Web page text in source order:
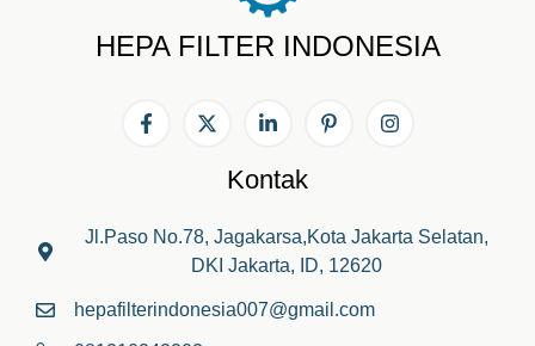
HEPA FILTER INDONESIA
Kontak
Jl.Paso No.78, Jagakarsa,Kota Jakarta Selatan,
DKI Jakarta, ID, 12620
hepafilterindonesia007@gmail.com